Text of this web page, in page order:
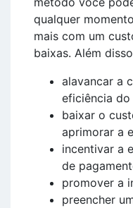
qualquer
mais com um
baixas. Além
alavancar a
eficiência
baixar o
aprimorar a
incentivar a
de
promover a
preencher